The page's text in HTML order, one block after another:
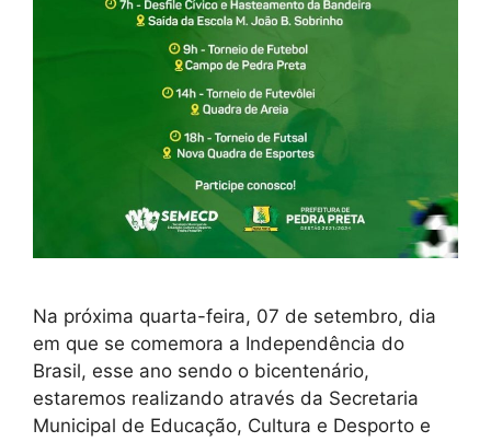
Na próxima quarta-feira, 07 de setembro, dia
em que se comemora a Independência do
Brasil, esse ano sendo o bicentenário,
estaremos realizando através da Secretaria
Municipal de Educação, Cultura e Desporto e